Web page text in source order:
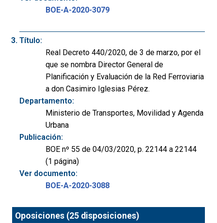
BOE-A-2020-3079
Título:
Real Decreto 440/2020, de 3 de marzo, por el
que se nombra Director General de
Planificación y Evaluación de la Red Ferroviaria
a don Casimiro Iglesias Pérez.
Departamento:
Ministerio de Transportes, Movilidad y Agenda
Urbana
Publicación:
BOE nº 55 de 04/03/2020, p. 22144 a 22144
(1 página)
Ver documento:
BOE-A-2020-3088
Oposiciones (25 disposiciones)